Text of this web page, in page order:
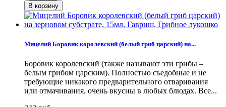
Мицелий Боровик королевский (белый гриб царский) на...
Боровик королевский (также называют эти грибы –
белым грибом царским). Полностью съедобные и не
требующие никакого предварительного отваривания
или отмачивания, очень вкусны в любых блюдах. Все...